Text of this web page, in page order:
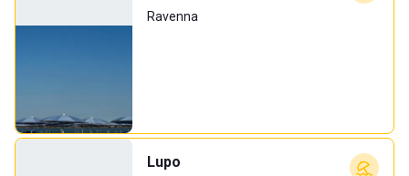
Ravenna
Lupo